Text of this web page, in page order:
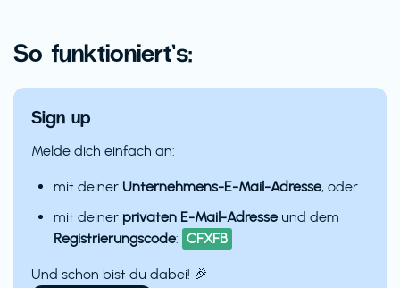
So funktioniert’s:
Sign up
Melde dich einfach an:
mit deiner Unternehmens-E-Mail-Adresse, oder
mit deiner privaten E-Mail-Adresse und dem
Registrierungscode: CFXFB
Und schon bist du dabei! 🎉